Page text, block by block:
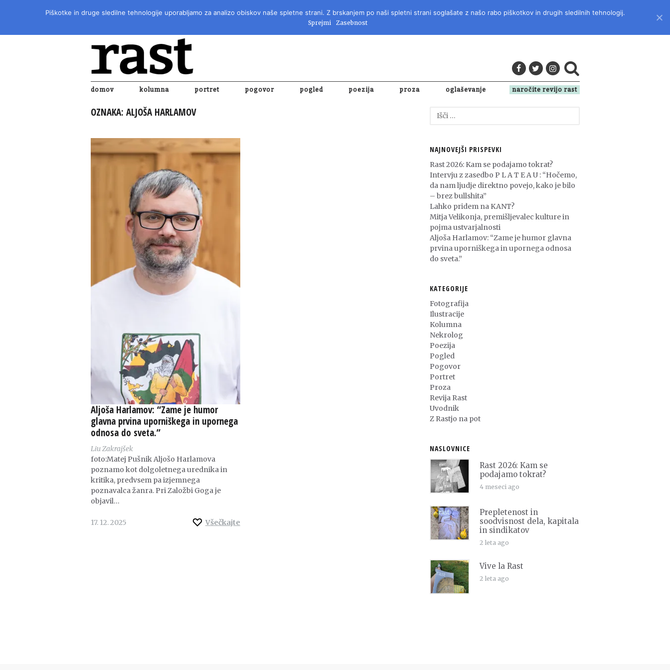
REVIJA ZA LITERATURO, KULTURO IN DRUŽBENA VPRAŠANJA
domov kolumna portret pogovor pogled poezija proza oglaševanje naročite revijo rast
OZNAKA: ALJOŠA HARLAMOV
Aljoša Harlamov: “Zame je humor
glavna prvina uporniškega in upornega
odnosa do sveta.”
Liu Zakrajšek
foto:Matej Pušnik Aljošo Harlamova
poznamo kot dolgoletnega urednika in
kritika, predvsem pa izjemnega
poznavalca žanra. Pri Založbi Goga je
objavil…
Všečkajte
17. 12. 2025
Išči:
NAJNOVEJŠI PRISPEVKI
Rast 2026: Kam se podajamo tokrat?
Intervju z zasedbo P L A T E A U : “Hočemo,
da nam ljudje direktno povejo, kako je bilo
– brez bullshita”
Lahko pridem na KANT?
Mitja Velikonja, premišljevalec kulture in
pojma ustvarjalnosti
Aljoša Harlamov: “Zame je humor glavna
prvina uporniškega in upornega odnosa
do sveta.”
KATEGORIJE
Fotografija
Ilustracije
Kolumna
Nekrolog
Poezija
Pogled
Pogovor
Portret
Proza
Revija Rast
Uvodnik
Z Rastjo na pot
NASLOVNICE
Rast 2026: Kam se
podajamo tokrat?
4 meseci ago
Prepletenost in
soodvisnost dela, kapitala
in sindikatov
2 leta ago
Vive la Rast
2 leta ago
Piškotke in druge sledilne tehnologije uporabljamo za analizo obiskov naše spletne strani. Z brskanjem po naši spletni strani soglašate z našo rabo piškotkov in drugih sledilnih tehnologij.
Sprejmi Zasebnost